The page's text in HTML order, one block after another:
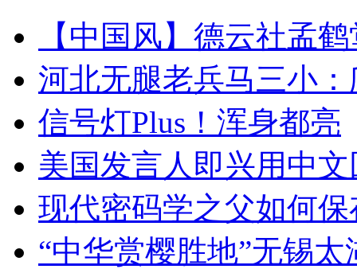
【中国风】德云社孟
河北无腿老兵马三小
信号灯Plus！浑身都亮
美国发言人即兴用中
现代密码学之父如何
“中华赏樱胜地”无锡